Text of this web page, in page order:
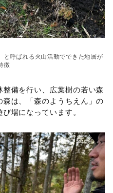
と呼ばれる火山活動でできた地層が
徴
備を行い、広葉樹の若い森
は、「森のようちえん」の
場になっています。